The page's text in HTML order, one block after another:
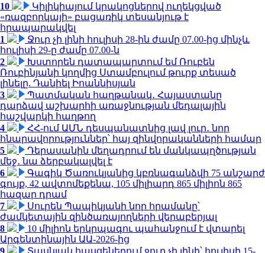
10
Կիլիկիայում կրակոցներով ուղեկցված
«ռազբորկայի» բացառիկ տեսանյութ է
հրապարակվել
1
Ջուր չի լինի հուլիսի 28-ին ժամը 07.00-ից մինչև
հուլիսի 29-ը ժամը 07.00-ն
2
Խստորեն դատապարտում եմ Ռուբեն
Ռուբինյանի կողմից Ստամբուլում թուրք տեսած
լինելը. Դանիել Իոաննիսյան
3
Պատմական հաղթանակ․ Հայաստանը
դարձավ աշխարհի առաջնության մեդալային
հաշվարկի հաղթող
4
ՀՀ-ում ԱՄՆ դեսպանատնից լավ լուր․ նոր
հնարավորություններ՝ հայ զինվորականների համար
5
Դերասանին մեղադրում են մանկապղծության
մեջ․ նա ձերբակալվել է
6
Գագիկ Ծառուկյանից կբռնագանձվի 75 անշարժ
գույք, 42 ավտոմեքենա, 105 միլիարդ 865 միլիոն 865
հազար դրամ
7
Սուրեն Պապիկյանի նոր հրամանը՝
ժամկետային զինծառայողների վերաբերյալ
8
10 միլիոն երկրպագու պահանջում է վտարել
Արգենտինային ԱԱ-2026-ից
9
Տասնյակ հասցեներում ջուր չի լինի՝ հուլիսի 15-